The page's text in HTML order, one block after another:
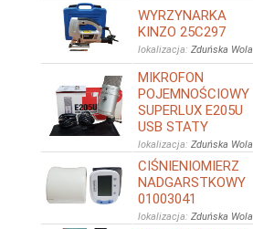
WYRZYNARKA
KINZO 25C297
lokalizacja: Zduńska Wola
MIKROFON
POJEMNOŚCIOWY
SUPERLUX E205U
USB STATY
lokalizacja: Zduńska Wola
CIŚNIENIOMIERZ
NADGARSTKOWY
01003041
lokalizacja: Zduńska Wola